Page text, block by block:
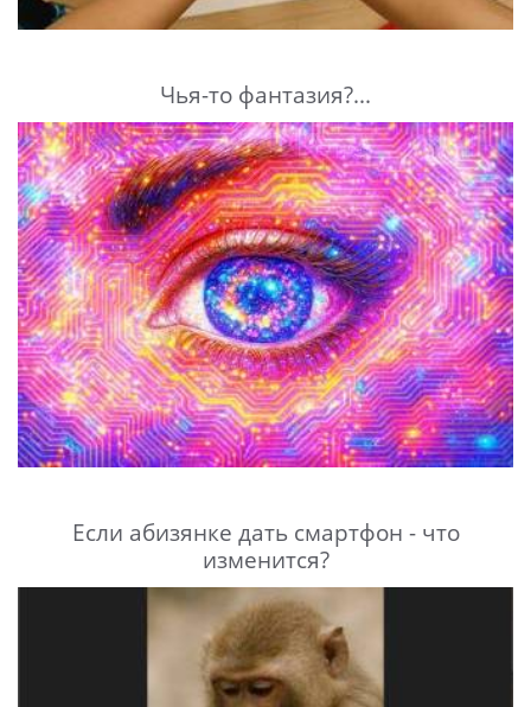
Чья-то фантазия?...
Если абизянке дать смартфон - что
изменится?